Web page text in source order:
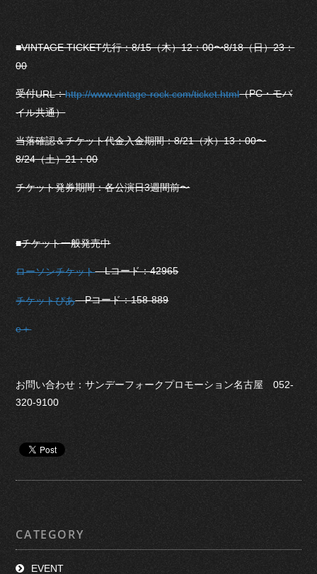
■VINTAGE TICKET先行：8/15（木）12：00〜8/18（日）23：
00
受付URL：http://www.vintage-rock.com/ticket.html（PC・モバ
イル共通）
当落確認＆チケット代金入金期間：8/21（水）13：00〜
8/24（土）21：00
チケット発券期間：各公演日3週間前〜
■チケット一般発売中
ローソンチケットLコード：42965
チケットぴあPコード：158-889
e＋
お問い合わせ：サンデーフォークプロモーション名古屋 052-
320-9100
CATEGORY
EVENT